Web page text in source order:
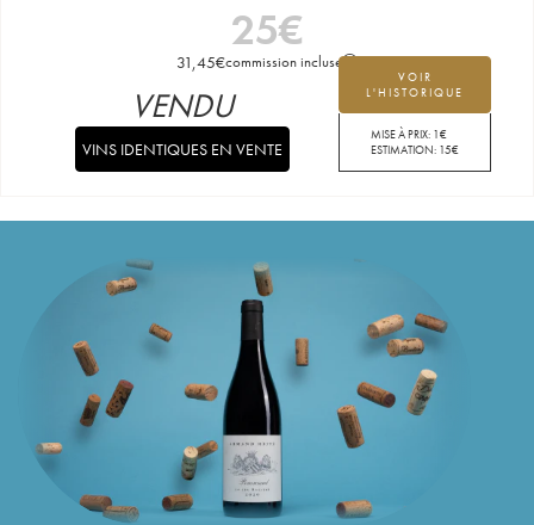
25€
31,45€commission incluse
VOIR
L'HISTORIQUE
MISE À PRIX: 1€
ESTIMATION: 15€
VENDU
VINS IDENTIQUES EN VENTE